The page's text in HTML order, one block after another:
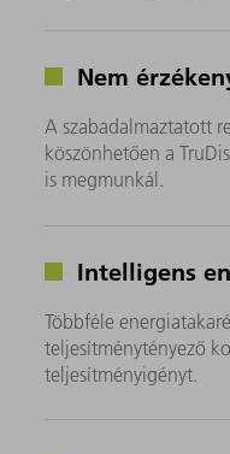
Nem
A szabadalmaztatott
köszönhetően a
is megmunkál.
Intelligens
Többféle
teljesítménytényező
teljesítményigényt.